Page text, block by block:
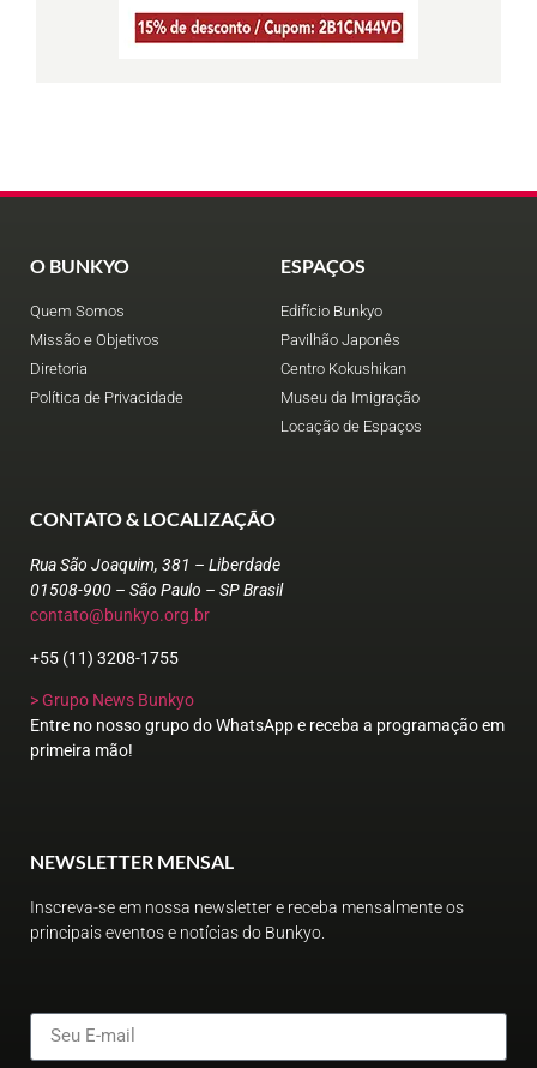
O BUNKYO
Quem Somos
Missão e Objetivos
Diretoria
Política de Privacidade
ESPAÇOS
Edifício Bunkyo
Pavilhão Japonês
Centro Kokushikan
Museu da Imigração
Locação de Espaços
CONTATO & LOCALIZAÇÃO
Rua São Joaquim, 381 – Liberdade
01508-900 – São Paulo – SP Brasil
contato@bunkyo.org.br
+55 (11) 3208-1755
> Grupo News Bunkyo
Entre no nosso grupo do WhatsApp e receba a programação em
primeira mão!
NEWSLETTER MENSAL
Inscreva-se em nossa newsletter e receba mensalmente os
principais eventos e notícias do Bunkyo.